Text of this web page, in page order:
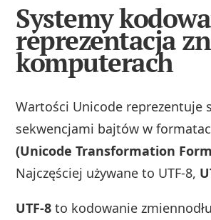
Systemy
reprezentacja
komputerach
Wartości Unicode reprezentuje
sekwencjami bajtów w
(Unicode Transformation
Najczęściej używane to UTF‑8,
UTF‑8 to kodowanie